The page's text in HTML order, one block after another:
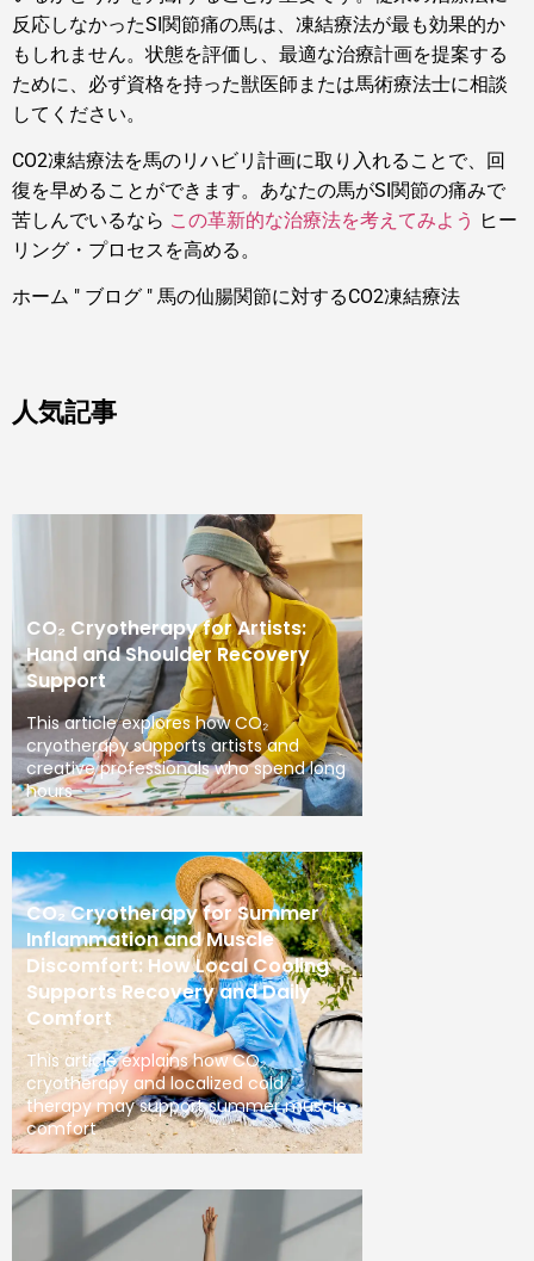
反応しなかったSI関節痛の馬は、凍結療法が最も効果的か
もしれません。状態を評価し、最適な治療計画を提案する
ために、必ず資格を持った獣医師または馬術療法士に相談
してください。
CO2凍結療法を馬のリハビリ計画に取り入れることで、回
復を早めることができます。あなたの馬がSI関節の痛みで
苦しんでいるなら この革新的な治療法を考えてみよう ヒー
リング・プロセスを高める。
ホーム " ブログ " 馬の仙腸関節に対するCO2凍結療法
人気記事
CO₂ Cryotherapy for Artists:
Hand and Shoulder Recovery
Support
This article explores how CO₂
cryotherapy supports artists and
creative professionals who spend long
hours
CO₂ Cryotherapy for Summer
Inflammation and Muscle
Discomfort: How Local Cooling
Supports Recovery and Daily
Comfort
This article explains how CO₂
cryotherapy and localized cold
therapy may support summer muscle
comfort